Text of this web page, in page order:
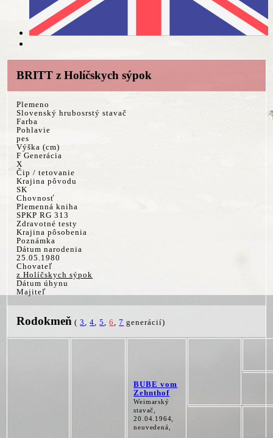
BRITT z Holíčskych sýpok
Plemeno
Slovenský hrubosrstý stavač
Farba
Pohlavie
pes
Výška (cm)
F Generácia
X
Čip / tetovanie
Krajina pôvodu
SK
Chovnosť
Plemenná kniha
SPKP RG 313
Zdravotné testy
Krajina pôsobenia
Poznámka
Dátum narodenia
25.05.1980
Chovateľ
z Holíčskych sýpok
Dátum úhynu
Majiteľ
Rodokmeň (3 ,4 ,5 ,6 ,7 generácií)
BUBE vom
Zehnthof
Weimarský
stavač,
20.04.1964,
neuvedená,